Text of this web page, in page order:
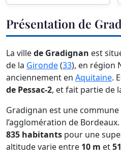
Présentation de
La villede Gradignan est
de la Gironde(33), en région
anciennement en Aquitaine.
de Pessac-2, et fait partie de
Gradignan est une commune
l’agglomération de
835 habitants pour une
altitude varie entre 10 m et